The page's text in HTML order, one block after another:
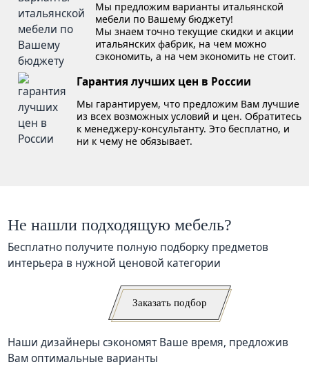
Мы предложим варианты итальянской
мебели по Вашему бюджету!
Мы знаем точно текущие скидки и акции
итальянских фабрик, на чем можно
сэкономить, а на чем экономить не стоит.
Гарантия лучших цен в России
Мы гарантируем, что предложим Вам лучшие
из всех возможных условий и цен. Обратитесь
к менеджеру-консультанту. Это бесплатно, и
ни к чему не обязывает.
Не нашли подходящую мебель?
Бесплатно получите полную подборку предметов
интерьера в нужной ценовой категории
Заказать подбор
Наши дизайнеры сэкономят Ваше время, предложив
Вам оптимальные варианты